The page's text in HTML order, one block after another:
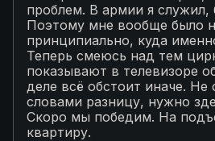
проблем. В армии я служил,
Поэтому мне вообще было
принципиально, куда
Теперь смеюсь над тем
показывают в телевизоре
деле всё обстоит иначе. Не
словами разницу, нужно
Скоро мы победим. На
квартиру.